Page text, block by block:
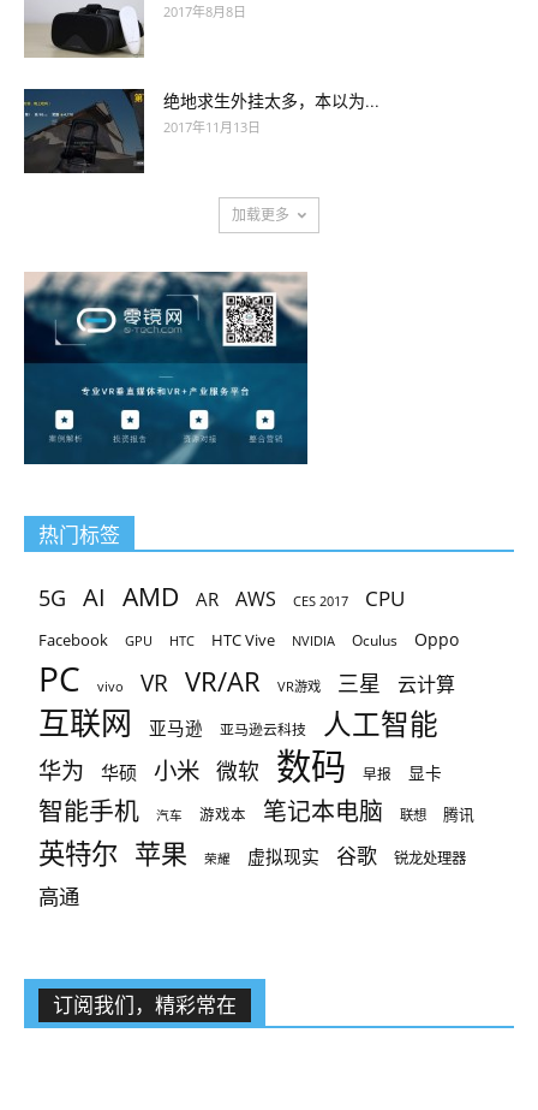
2017年8月8日
绝地求生外挂太多，本以为...
2017年11月13日
加载更多
热门标签
5G AI AMD AR AWS CES 2017 CPU
Facebook GPU HTC HTC Vive NVIDIA Oculus Oppo
PC vivo VR VR/AR VR游戏 三星 云计算
互联网 亚马逊 亚马逊云科技 人工智能
华为 华硕 小米 微软 数码 早报 显卡
智能手机 汽车 游戏本 笔记本电脑 联想 腾讯
英特尔 苹果 荣耀 虚拟现实 谷歌 锐龙处理器
高通
订阅我们，精彩常在